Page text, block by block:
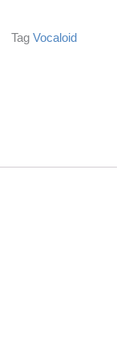
Tag Vocaloid